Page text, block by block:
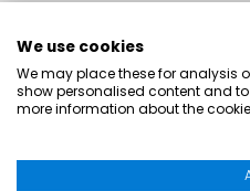
We use cookies
We may place these for analysis
show personalised content and
more information about the